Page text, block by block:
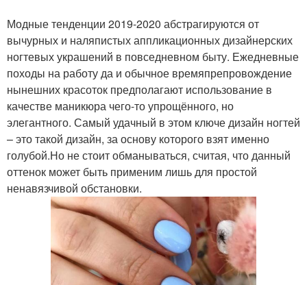
Модные тенденции 2019-2020 абстрагируются от
вычурных и наляпистых аппликационных дизайнерских
ногтевых украшений в повседневном быту. Ежедневные
походы на работу да и обычное времяпрепровождение
нынешних красоток предполагают использование в
качестве маникюра чего-то упрощённого, но
элегантного. Самый удачный в этом ключе дизайн ногтей
– это такой дизайн, за основу которого взят именно
голубой.Но не стоит обманываться, считая, что данный
оттенок может быть применим лишь для простой
ненавязчивой обстановки.